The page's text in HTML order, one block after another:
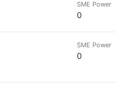
SME Power
0
SME Power
0